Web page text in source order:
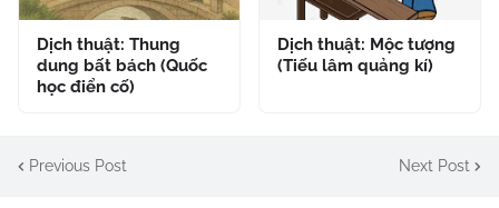
Dịch thuật: Thung
dung bất bách (Quốc
học điển cố)
Dịch thuật: Mộc tượng
(Tiếu lâm quảng kí)
Previous Post Next Post